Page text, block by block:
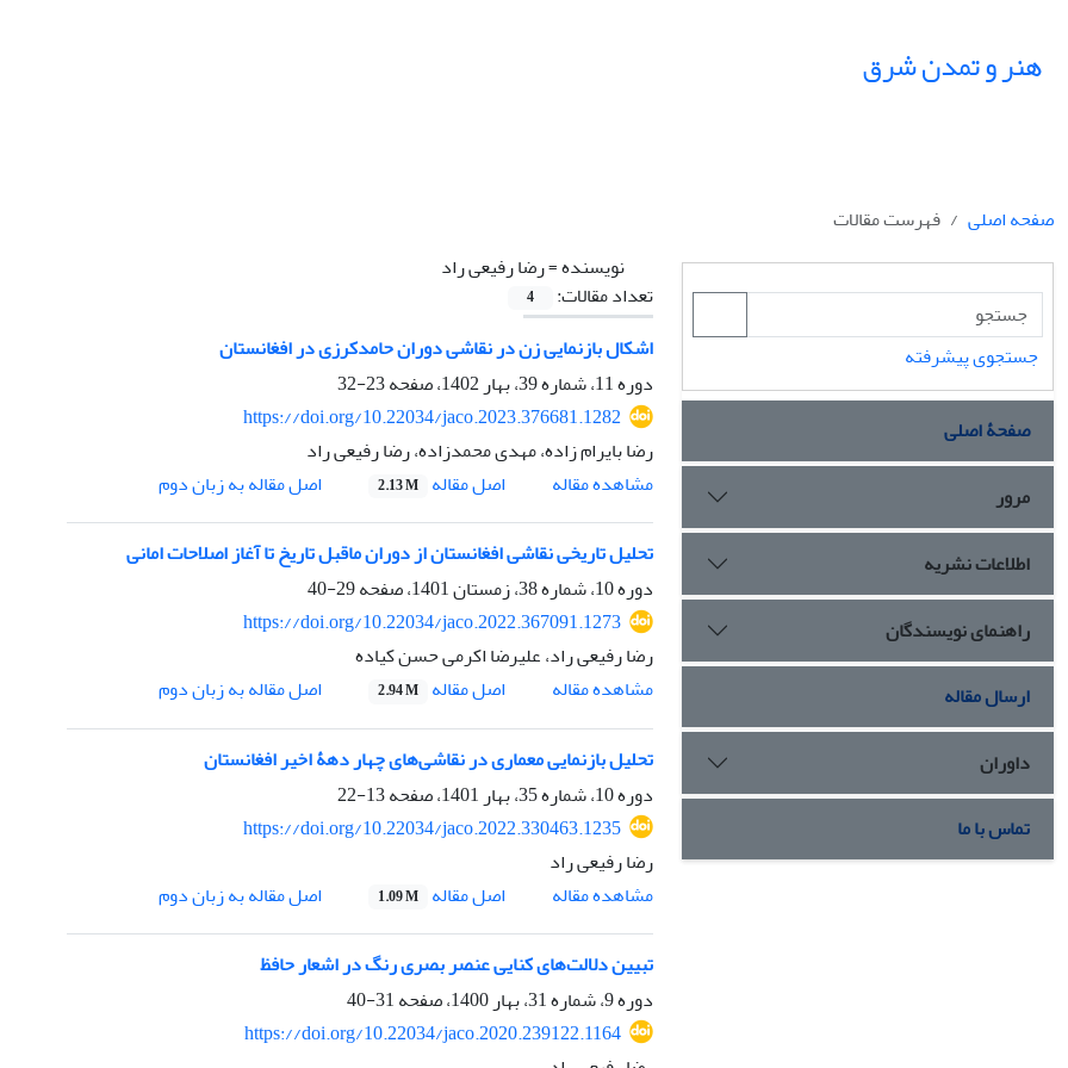
هنر و تمدن شرق
صفحه اصلی
فهرست مقالات
نویسنده =رضا رفیعی راد
تعداد مقالات:
4
اشکال بازنمایی زن در نقاشی دوران حامدکرزی در افغانستان
دوره 11، شماره 39، بهار 1402، صفحه
23-32
https://doi.org/10.22034/jaco.2023.376681.1282
رضا بایرام زاده، مهدی محمدزاده، رضا رفیعی راد
مشاهده مقاله
اصل مقاله 2.13 M
اصل مقاله به زبان دوم
تحلیل تاریخی نقاشی افغانستان از دوران ماقبل تاریخ تا آغاز اصلاحات امانی
دوره 10، شماره 38، زمستان 1401، صفحه
29-40
https://doi.org/10.22034/jaco.2022.367091.1273
رضا رفیعی راد، علیرضا اکرمی حسن کیاده
مشاهده مقاله
اصل مقاله 2.94 M
اصل مقاله به زبان دوم
تحلیل بازنمایی معماری در نقاشی‌های چهار دهۀ اخیر افغانستان
دوره 10، شماره 35، بهار 1401، صفحه
13-22
https://doi.org/10.22034/jaco.2022.330463.1235
رضا رفیعی راد
مشاهده مقاله
اصل مقاله 1.09 M
اصل مقاله به زبان دوم
تبیین دلالت‌های کنایی عنصر بصری رنگ در اشعار حافظ
دوره 9، شماره 31، بهار 1400، صفحه
31-40
https://doi.org/10.22034/jaco.2020.239122.1164
جستجوی پیشرفته
صفحۀ اصلی
مرور
اطلاعات نشریه
راهنمای نویسندگان
ارسال مقاله
داوران
تماس با ما